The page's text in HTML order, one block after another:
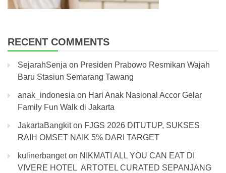
RECENT COMMENTS
SejarahSenja on Presiden Prabowo Resmikan Wajah
Baru Stasiun Semarang Tawang
anak_indonesia on Hari Anak Nasional Accor Gelar
Family Fun Walk di Jakarta
JakartaBangkiton FJGS 2026 DITUTUP, SUKSES
RAIH OMSET NAIK 5% DARI TARGET
kulinerbangeton NIKMATI ALL YOU CAN EAT DI
VIVERE HOTEL ARTOTEL CURATED SEPANJANG